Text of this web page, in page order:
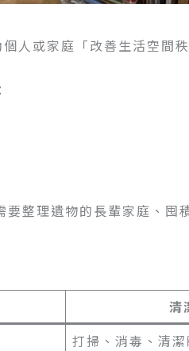
或家庭「改善生活空間秩
整理遺物的長輩家庭、囤
清
打掃、消毒、清潔